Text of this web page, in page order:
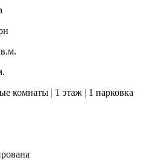
комнаты | 1 этаж | 1 парковка